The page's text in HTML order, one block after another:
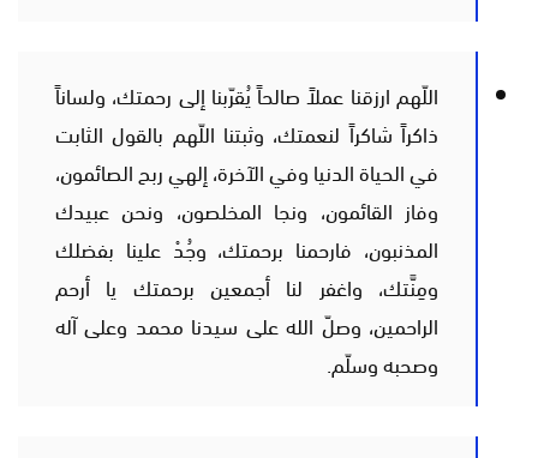
اللّهم ارزقنا عملاً صالحاً يُقرّبنا إلى رحمتك، ولساناً
ذاكراً شاكراً لنعمتك، وثبتنا اللّهم بالقول الثابت
في الحياة الدنيا وفي الآخرة، إلهي ربح الصائمون،
وفاز القائمون، ونجا المخلصون، ونحن عبيدك
المذنبون، فارحمنا برحمتك، وجُدْ علينا بفضلك
ومِنَّتك، واغفر لنا أجمعين برحمتك يا أرحم
الراحمين، وصلّ الله على سيدنا محمد وعلى آله
وصحبه وسلّم.